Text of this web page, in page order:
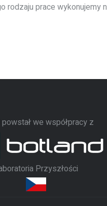
rodzaju prace wykonujemy
we współpracy z
Przyszłości